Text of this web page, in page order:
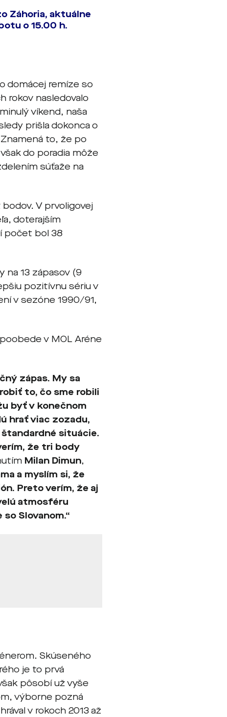
Záhoria, aktuálne
o 15.00 h.
domácej remíze so
rokov nasledovalo
víkend, naša
prišla dokonca o
to, že po
do poradia môže
súťaže na
V prvoligovej
doterajším
počet bol 38
na 13 zápasov (9
pozitívnu sériu v
v sezóne 1990/91,
v MOL Aréne
zápas. My sa
to, čo sme robili
byť v konečnom
hrať viac zozadu,
situácie.
že tri body
Milan Dimun,
a myslím si, že
Preto verím, že aj
atmosféru
Slovanom.“
Skúseného
je to prvá
pôsobí už vyše
výborne pozná
v rokoch 2013 až